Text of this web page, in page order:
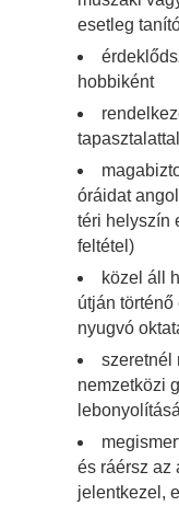
esetleg
hobbiként
tapasztalattal
óráidat
téri helyszín
feltétel)
közel áll
útján
nyugvó
szeretnél
nemzetközi
és ráérsz az
jelentkezel,